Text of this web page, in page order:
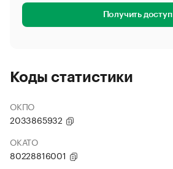
Получить доступ
Коды статистики
ОКПО
2033865932
ОКАТО
80228816001